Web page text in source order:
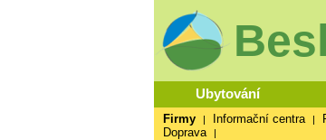
Ubytování
Firmy | Informační centra |
Doprava |